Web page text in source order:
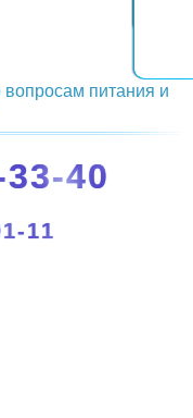
питания и
40
11